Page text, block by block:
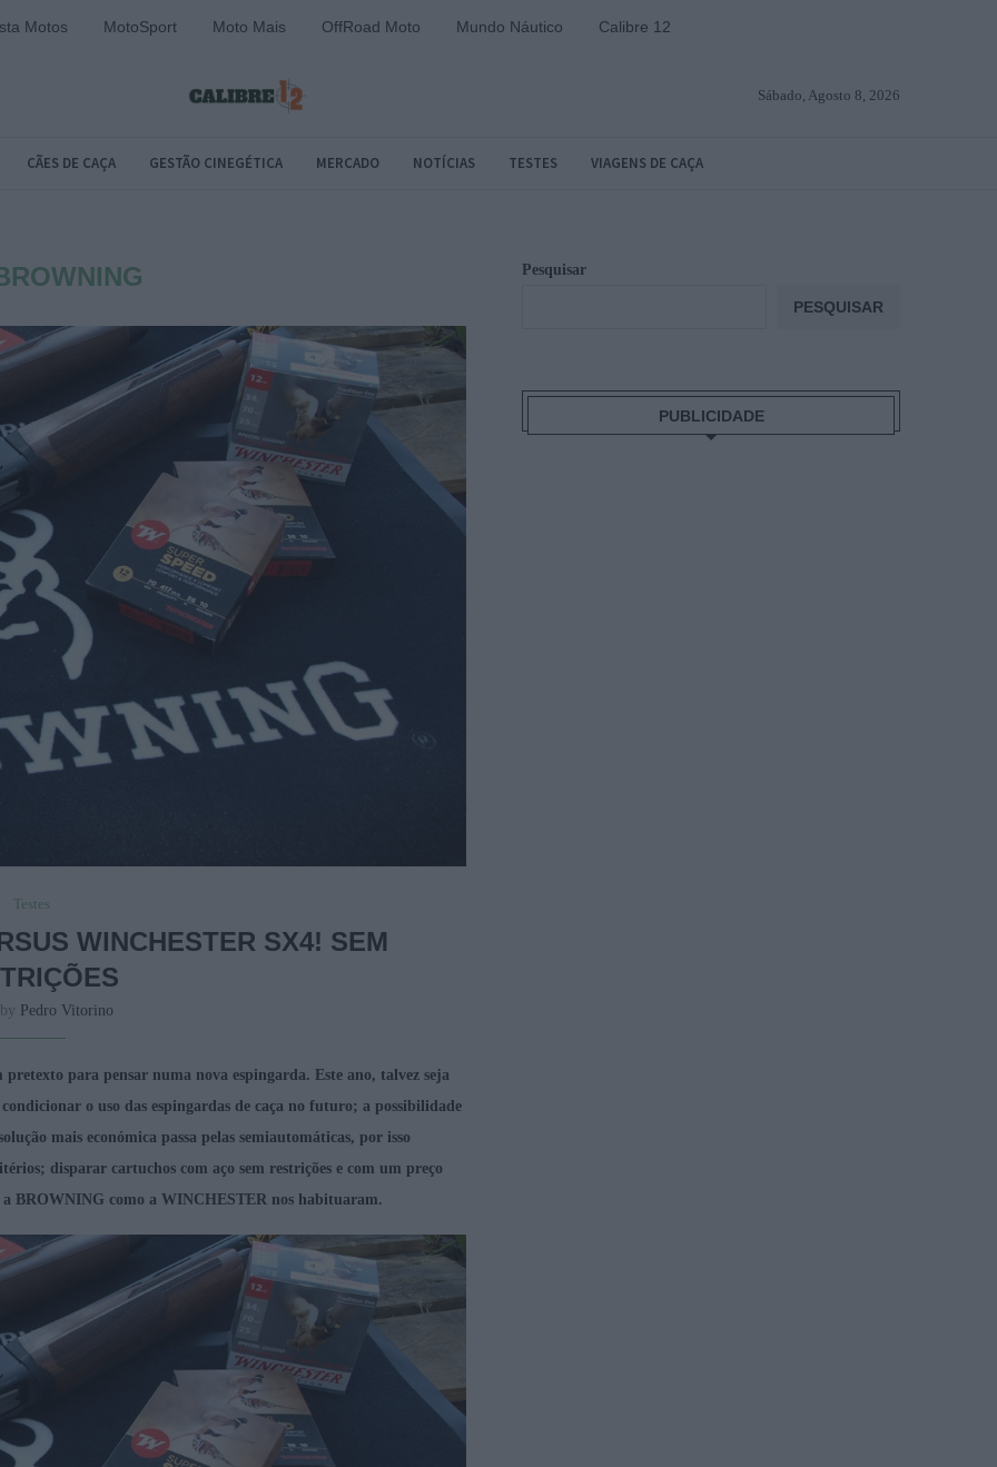
Motos MotoSport Moto Mais OffRoad Moto Mundo Náutico Calibre 12
Sábado, Agosto 8, 2026
CÃES DE CAÇA GESTÃO CINEGÉTICA MERCADO NOTÍCIAS TESTES VIAGENS DE CAÇA
Testes
WINCHESTER SX4! SEM
Pedro Vitorino
para pensar numa nova espingarda. Este ano, talvez seja
o uso das espingardas de caça no futuro; a possibilidade
mais económica passa pelas semiautomáticas, por isso
disparar cartuchos com aço sem restrições e com um preço
BROWNING como a WINCHESTER nos habituaram.
Pesquisar
PESQUISAR
PUBLICIDADE